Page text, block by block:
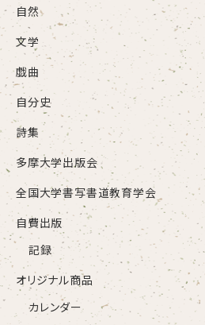
自然
文学
戯曲
自分史
詩集
多摩大学出版会
全国大学書写書道教育学会
自費出版
記録
オリジナル商品
カレンダー